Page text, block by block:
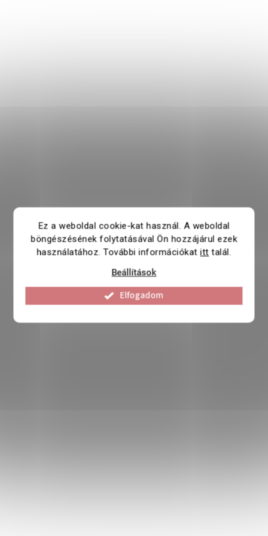
Ez a weboldal cookie-kat használ. A weboldal
böngészésének folytatásával Ön hozzájárul ezek
használatához. További információkatitt talál.
Beállítások
Elfogadom